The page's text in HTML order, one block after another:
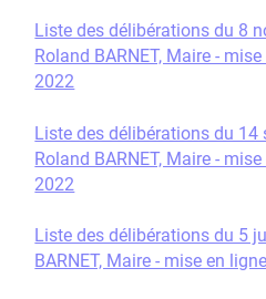
Liste des délibérations du 8
Roland BARNET, Maire -
2022
Liste des délibérations du 14
Roland BARNET, Maire -
2022
Liste des délibérations du 5
BARNET, Maire - mise en